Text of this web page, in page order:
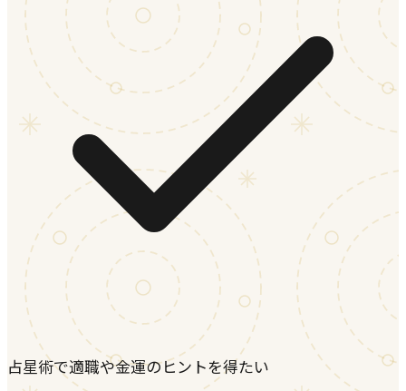
占星術で適職や金運のヒントを得たい